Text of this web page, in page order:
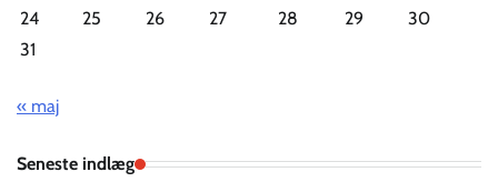
24
25 26 27 28 29
30
31
« maj
Seneste indlæg